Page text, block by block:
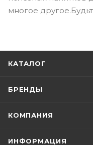
многое
КАТАЛОГ
БРЕНДЫ
КОМПАНИЯ
ИНФОРМАЦИЯ